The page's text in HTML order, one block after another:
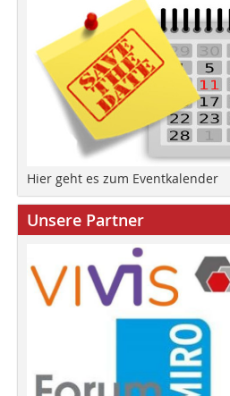
Hier geht es zum Eventkalender
Unsere Partner